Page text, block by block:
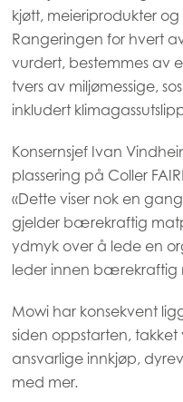
kjøtt, meieriprodukter
Rangeringen for hvert
vurdert, bestemmes av
tvers av miljømessige,
inkludert
Konsernsjef Ivan
plassering på Coller
«Dette viser nok en
gjelder bærekraftig
ydmyk over å lede en
leder innen bærekraftig
Mowi har konsekvent
siden oppstarten,
ansvarlige innkjøp,
med mer.